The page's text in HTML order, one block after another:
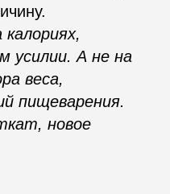
усилии. А не на
веса,
пищеварения.
новое